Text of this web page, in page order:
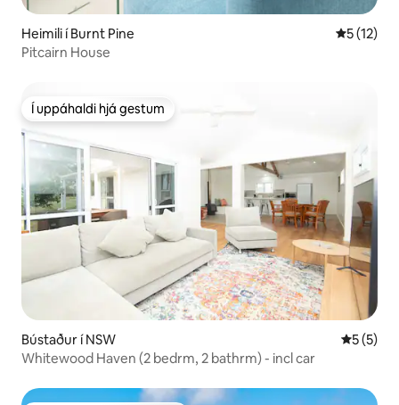
Heimili í Burnt Pine 5 af 5 í
5 (12)
Pitcairn House
Í uppáhaldi hjá gestum
Í uppáhaldi hjá gestum
Bústaður í NSW 5 af 5 í
5 (5)
Whitewood Haven (2 bedrm, 2 bathrm) - incl car